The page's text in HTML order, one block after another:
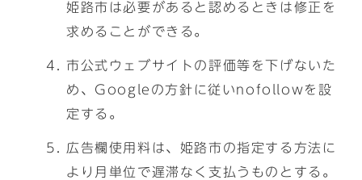
姫路市は必要があると認めるときは修正を
求めることができる。
市公式ウェブサイトの評価等を下げないた
め、Googleの方針に従いnofollowを設
定する。
広告欄使用料は、姫路市の指定する方法に
より月単位で遅滞なく支払うものとする。